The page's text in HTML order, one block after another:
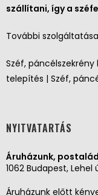
szállítani, így a
További
Széf,
telepítés | Széf,
NYITVATARTÁS
Áruházunk,
1062 Budapest,
Áruházunk előtt